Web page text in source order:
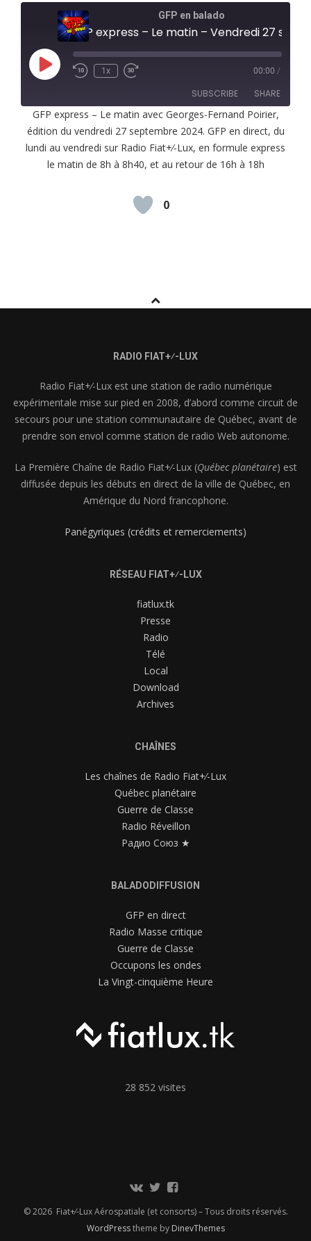
GFP en balado
Play
Episode
1x 00:00 /
SUBSCRIBE SHARE
RSS FEED
SHARE
LINK
GFP express – Le matin avec Georges-Fernand Poirier,
édition du vendredi 27 septembre 2024. GFP en direct, du
lundi au vendredi sur Radio Fiat+⁄-Lux, en formule express
le matin de 8h à 8h40, et au retour de 16h à 18h
0
RADIO FIAT+⁄-LUX
Radio Fiat+⁄-Lux est une station de radio numérique
expérimentale mise sur pied en 2008, d’abord comme circuit de
secours pour une station communautaire de Québec, avant de
prendre son envol comme station de radio Web autonome.
La Première Chaîne de Radio Fiat+⁄-Lux (Québec planétaire) est
diffusée depuis les débuts en direct de la ville de Québec, en
Amérique du Nord francophone.
Panégyriques (crédits et remerciements)
RÉSEAU FIAT+⁄-LUX
fiatlux.tk
Presse
Radio
Télé
Local
Download
Archives
CHAÎNES
Les chaînes de Radio Fiat+⁄-Lux
Québec planétaire
Guerre de Classe
Radio Réveillon
Радио Союз ★
BALADODIFFUSION
GFP en direct
Radio Masse critique
Guerre de Classe
Occupons les ondes
La Vingt-cinquième Heure
28 852 visites
Communauté
TwitterPage
© 2026 Fiat+⁄-Lux Aérospatiale (et consorts) – Tous droits réservés.
WordPresstheme by DinevThemes